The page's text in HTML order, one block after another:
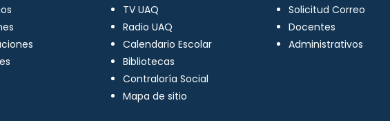
TV UAQ
Radio UAQ
Calendario Escolar
Bibliotecas
Contraloría Social
Mapa de sitio
Solicitud Correo
Docentes
Administrativos